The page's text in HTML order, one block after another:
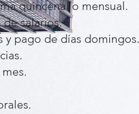
quincenal o mensual.
salarios.
y pago de días domingos.